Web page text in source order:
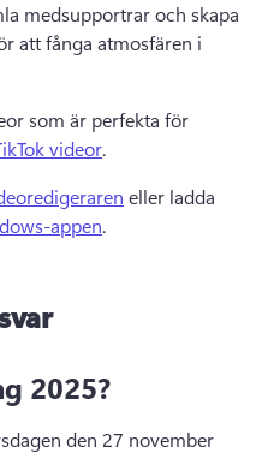
medsupportrar och skapa
att fånga atmosfären i
som är perfekta för
videor.
eller ladda
appen.
2025?
den 27 november